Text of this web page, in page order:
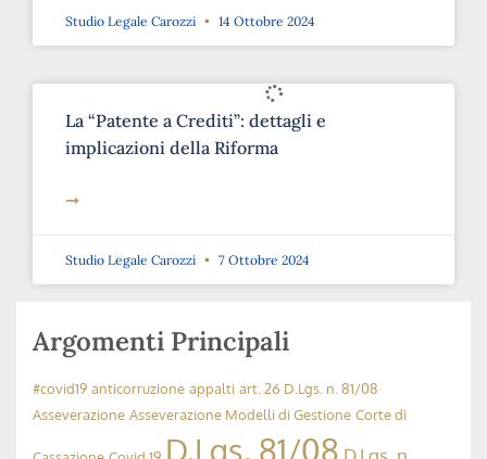
Studio Legale Carozzi 14 Ottobre 2024
La “Patente a Crediti”: dettagli e
implicazioni della Riforma
➞
Studio Legale Carozzi 7 Ottobre 2024
La sicurezza dei volontari nei luoghi di
lavoro